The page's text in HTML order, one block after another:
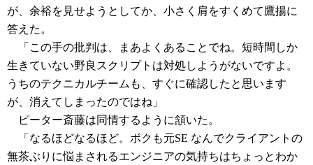
が、余裕を見せようとしてか、小さく肩をすくめて鷹揚に
答えた。
「この手の批判は、まあよくあることでね。短時間しか
生きていない野良スクリプトは対処しようがないですよ。
うちのテクニカルチームも、すぐに確認したと思います
が、消えてしまったのではね」
ピーター斎藤は同情するように頷いた。
「なるほどなるほど。ボクも元SE なんでクライアントの
無茶ぶりに悩まされるエンジニアの気持ちはちょっとわか